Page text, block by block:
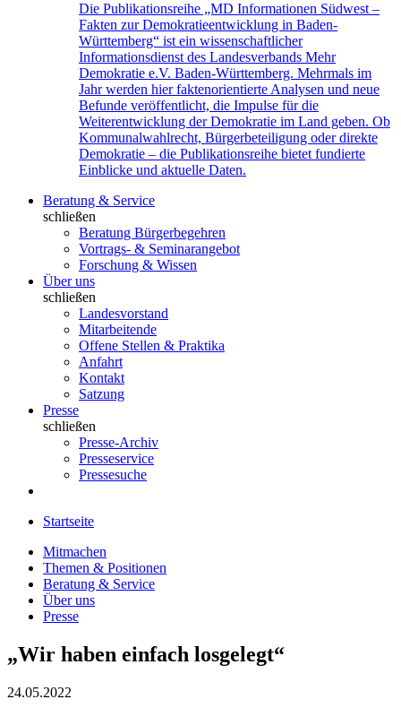
Die Publikationsreihe „MD Informationen Südwest –
Fakten zur Demokratieentwicklung in Baden-
Württemberg“ ist ein wissenschaftlicher
Informationsdienst des Landesverbands Mehr
Demokratie e.V. Baden-Württemberg. Mehrmals im
Jahr werden hier faktenorientierte Analysen und neue
Befunde veröffentlicht, die Impulse für die
Weiterentwicklung der Demokratie im Land geben. Ob
Kommunalwahlrecht, Bürgerbeteiligung oder direkte
Demokratie – die Publikationsreihe bietet fundierte
Einblicke und aktuelle Daten.
Beratung & Service
schließen
Beratung Bürgerbegehren
Vortrags- & Seminarangebot
Forschung & Wissen
Über uns
schließen
Landesvorstand
Mitarbeitende
Offene Stellen & Praktika
Anfahrt
Kontakt
Satzung
Presse
schließen
Presse-Archiv
Presseservice
Pressesuche
Startseite
Mitmachen
Themen & Positionen
Beratung & Service
Über uns
Presse
„Wir haben einfach losgelegt“
24.05.2022